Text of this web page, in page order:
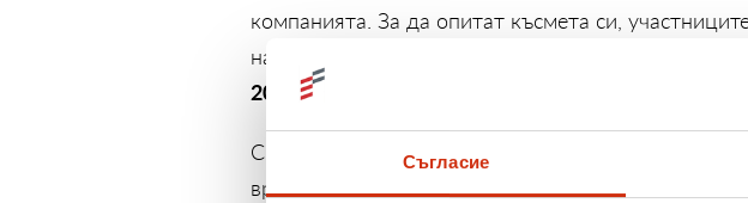
Съгласие
компанията. За да опитат късмета си,
настоящи клиенти. Единственото, което е
20.06. до 20.07.2025 г.
С тази инициатива целим да насърчим активния
време за забавления и споделени моменти със